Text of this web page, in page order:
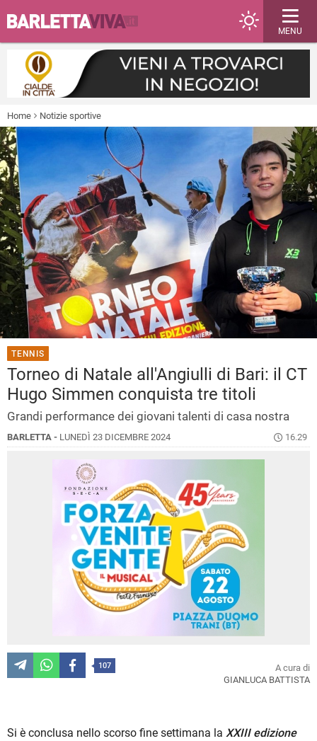
MENU
Home Notizie sportive
TENNIS
Torneo di Natale all'Angiulli di Bari: il CT
Hugo Simmen conquista tre titoli
Grandi performance dei giovani talenti di casa nostra
BARLETTA - LUNEDÌ 23 DICEMBRE 2024 16.29
107
A cura di
GIANLUCA BATTISTA
Si è conclusa nello scorso fine settimana la XXIII edizione